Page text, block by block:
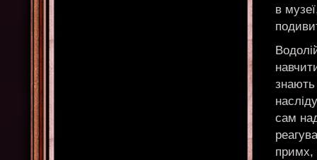
в
знають
сам
примх,